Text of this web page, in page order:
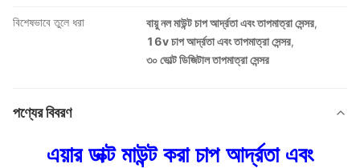
বিশেষভাবে তুলে ধরা বায়ু নল মাউন্ট চাপ আর্দ্রতা এবং তাপমাত্রা সেন্সর,
16v চাপ আর্দ্রতা এবং তাপমাত্রা সেন্সর,
৩০ ভোল্ট ডিজিটাল তাপমাত্রা সেন্সর
পণ্যের বিবরণ
এয়ার ডাক্ট মাউন্ট করা চাপ আর্দ্রতা এবং